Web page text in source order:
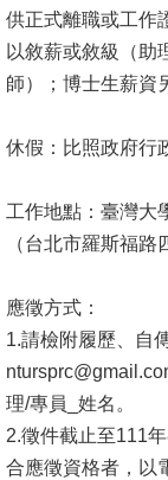
關
研
究
位
回
首
臺
大
首
頁
網
供正式離職或工作
以敘薪或敘級（助
師）；博士生薪資
休假：比照政府行
工作地點：臺灣大
（台北市羅斯福路
應徵方式：
1.請檢附履歷、自
理/專員_姓名。
2.徵件截止至111
合應徵資格者，以